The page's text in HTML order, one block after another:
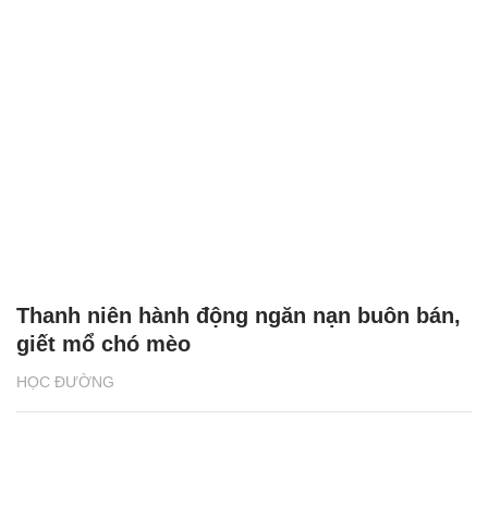
HỌC ĐƯỜNG
Thanh niên hành động ngăn nạn buôn bán,
giết mổ chó mèo